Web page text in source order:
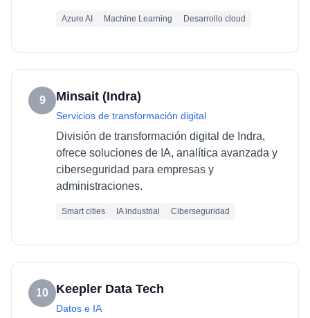
Azure AI Machine Learning Desarrollo cloud
9 Minsait (Indra)
Servicios de transformación digital
División de transformación digital de Indra,
ofrece soluciones de IA, analítica avanzada y
ciberseguridad para empresas y
administraciones.
Smart cities IA industrial Ciberseguridad
10 Keepler Data Tech
Datos e IA